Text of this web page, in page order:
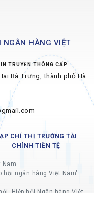
NGÂN HÀNG VIỆT
TRUYỀN THÔNG CẤP
Bà Trưng, thành phố Hà
CHÍ THỊ TRƯỜNG TÀI
CHÍNH TIỀN TỆ
Nam.
hội ngân hàng Việt Nam"
Hiệp hội Ngân hàng Việt